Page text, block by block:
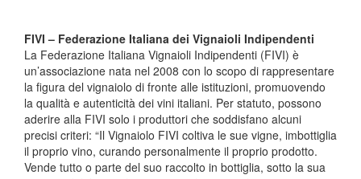
FIVI – Federazione Italiana dei Vignaioli Indipendenti
La Federazione Italiana Vignaioli Indipendenti (FIVI) è
un’associazione nata nel 2008 con lo scopo di rappresentare
la figura del vignaiolo di fronte alle istituzioni, promuovendo
la qualità e autenticità dei vini italiani. Per statuto, possono
aderire alla FIVI solo i produttori che soddisfano alcuni
precisi criteri: “Il Vignaiolo FIVI coltiva le sue vigne, imbottiglia
il proprio vino, curando personalmente il proprio prodotto.
Vende tutto o parte del suo raccolto in bottiglia, sotto la sua